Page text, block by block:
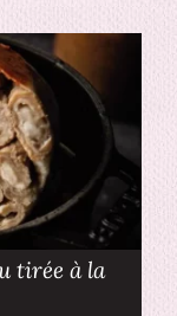
tirée à la